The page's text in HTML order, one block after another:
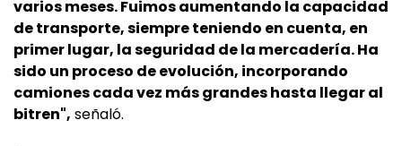
varios meses. Fuimos aumentando la capacidad
de transporte, siempre teniendo en cuenta, en
primer lugar, la seguridad de la mercadería. Ha
sido un proceso de evolución, incorporando
camiones cada vez más grandes hasta llegar al
bitren", señaló.